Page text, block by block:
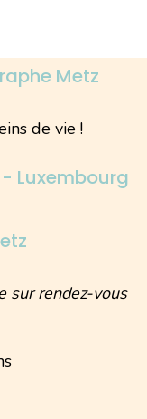
Metz
de vie !
Luxembourg
sur rendez-vous